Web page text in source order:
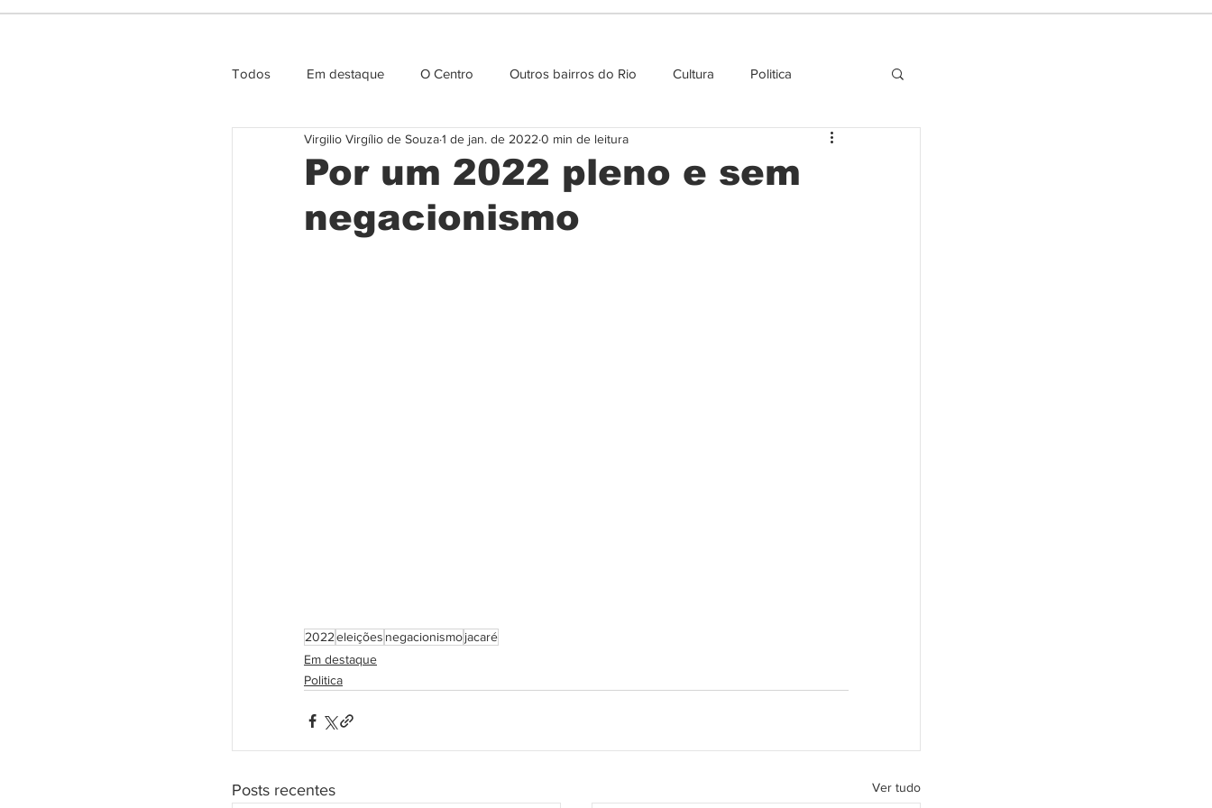
Todos Em destaque O Centro Outros bairros do Rio Cultura Politica
Entrevista e Opiniao Agenda cultural
Por um 2022 pleno e sem
negacionismo
Virgilio Virgílio de Souza1 de jan. de 2022 0 min de leitura
2022eleições negacionismojacaré
Em destaque
Politica
Posts recentes Ver tudo